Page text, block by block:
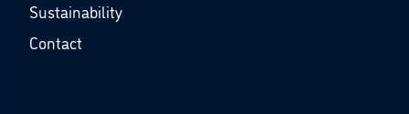
Sustainability
Contact